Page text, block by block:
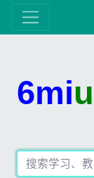
6miu